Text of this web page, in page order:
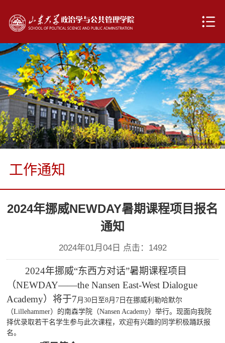
工作通知
2024年挪威NEWDAY暑期课程项目报名
通知
2024年01月04日 点击： 1492
2024年挪威“东西方对话”暑期课程项目
（NEWDAY——the Nansen East-West Dialogue
Academy）将于7 月30日至8月 7 日在挪威利勒哈默尔
（Lillehammer）的南森学院（Nansen Academy）举行。现面向我院
择优录取若干名学生参与此次课程，欢迎有兴趣的同学积极踊跃报
名。